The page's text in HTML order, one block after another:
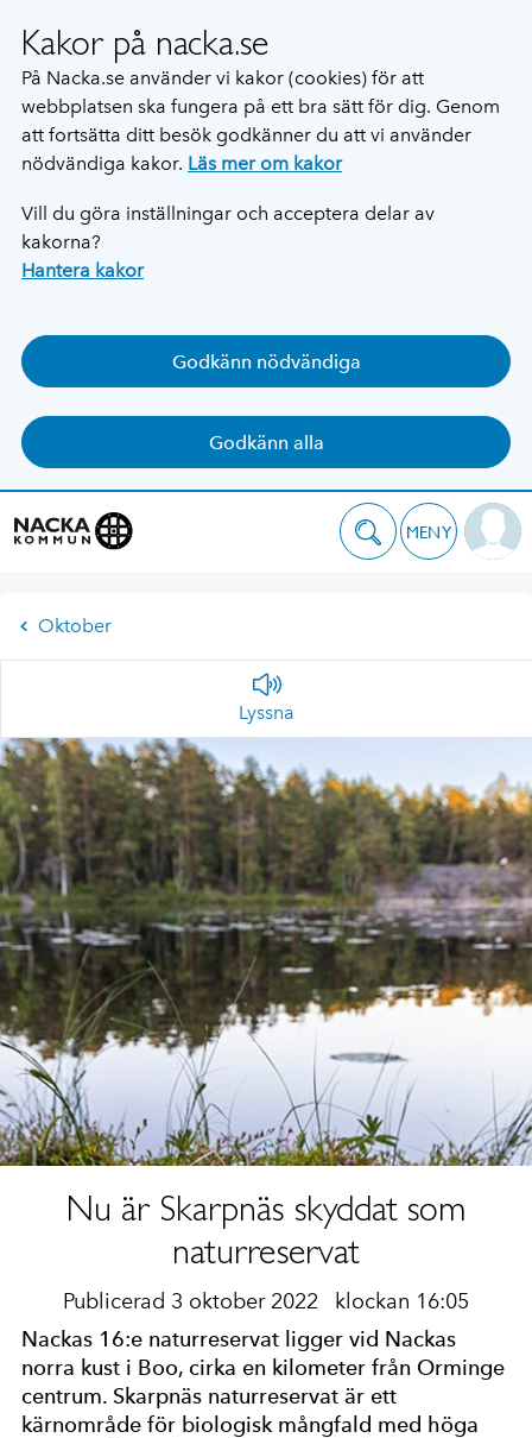
Kakor på nacka.se
På Nacka.se använder vi kakor (cookies) för att
webbplatsen ska fungera på ett bra sätt för dig. Genom
att fortsätta ditt besök godkänner du att vi använder
nödvändiga kakor. Läs mer om kakor
Vill du göra inställningar och acceptera delar av
kakorna?
Hantera kakor
Godkänn nödvändiga
Godkänn alla
MENY
Oktober
Lyssna
Nu är Skarpnäs skyddat som
naturreservat
Publicerad 3 oktober 2022 klockan 16:05
Nackas 16:e naturreservat ligger vid Nackas
norra kust i Boo, cirka en kilometer från Orminge
centrum. Skarpnäs naturreservat är ett
kärnområde för biologisk mångfald med höga